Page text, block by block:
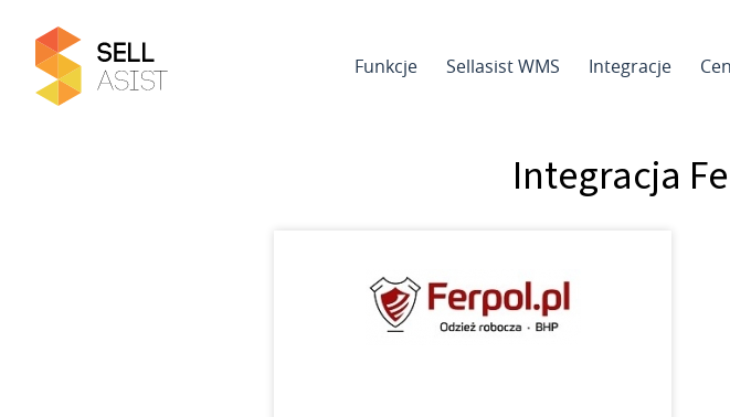
Funkcje Sellasist WMS Integracje
Integracja